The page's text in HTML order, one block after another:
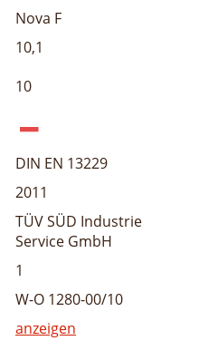
Nova F
10,1
10
DIN EN 13229
2011
TÜV SÜD Industrie
Service GmbH
1
W-O 1280-00/10
anzeigen